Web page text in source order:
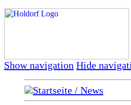
Show navigation Hide
Startseite / News